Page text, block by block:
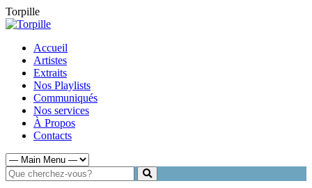
Torpille
Accueil
Artistes
Extraits
Nos Playlists
Communiqués
Nos services
À Propos
Contacts